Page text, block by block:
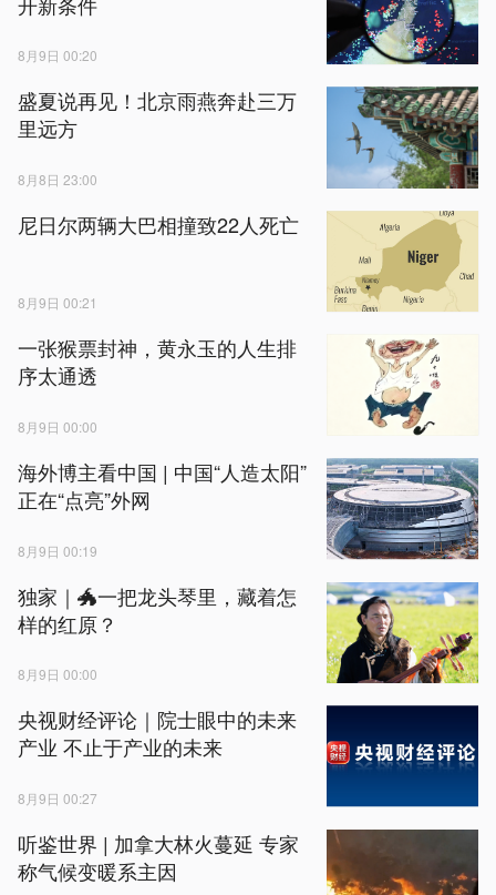
8月9日 00:20
盛夏说再见！北京雨燕奔赴三万
里远方
8月8日 23:00
尼日尔两辆大巴相撞致22人死亡
8月9日 00:21
一张猴票封神，黄永玉的人生排
序太通透
8月9日 00:00
海外博主看中国 | 中国“人造太阳”
正在“点亮”外网
8月9日 00:19
独家｜🐲一把龙头琴里，藏着怎
样的红原？
8月9日 00:00
央视财经评论｜院士眼中的未来
产业 不止于产业的未来
8月9日 00:27
听鉴世界 | 加拿大林火蔓延 专家
称气候变暖系主因